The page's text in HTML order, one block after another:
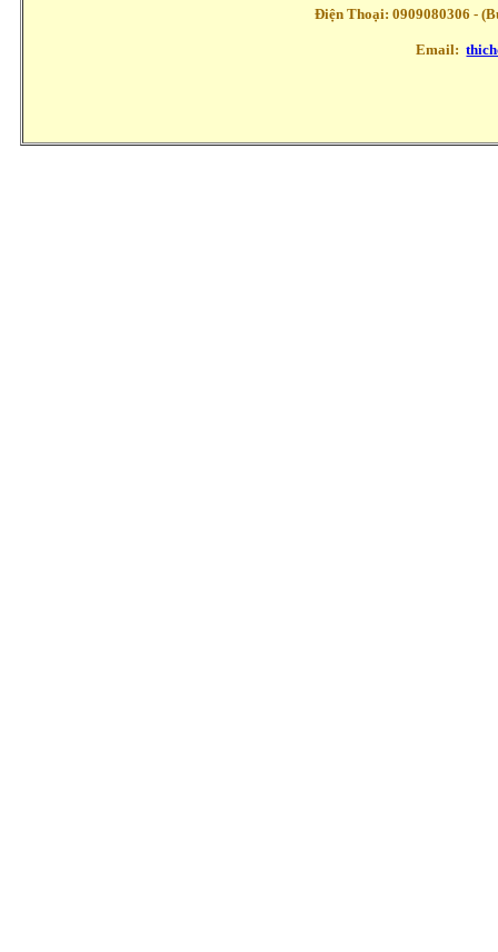
Điện Thoại: 0909080306 -
Email: